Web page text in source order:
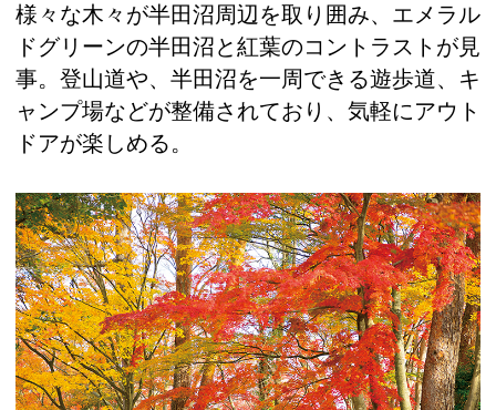
様々な木々が半田沼周辺を取り囲み、エメラル
ドグリーンの半田沼と紅葉のコントラストが見
事。登山道や、半田沼を一周できる遊歩道、キ
ャンプ場などが整備されており、気軽にアウト
ドアが楽しめる。